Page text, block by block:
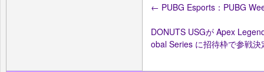
← PUBG Esports：PUBG
DONUTS USGが Apex
obal Series に招待枠で参戦